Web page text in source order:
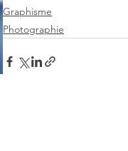
Graphisme
Photographie